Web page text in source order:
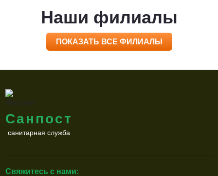
Наши филиалы
ПОКАЗАТЬ ВСЕ ФИЛИАЛЫ
Санпост
санитарная служба
Свяжитесь с нами: